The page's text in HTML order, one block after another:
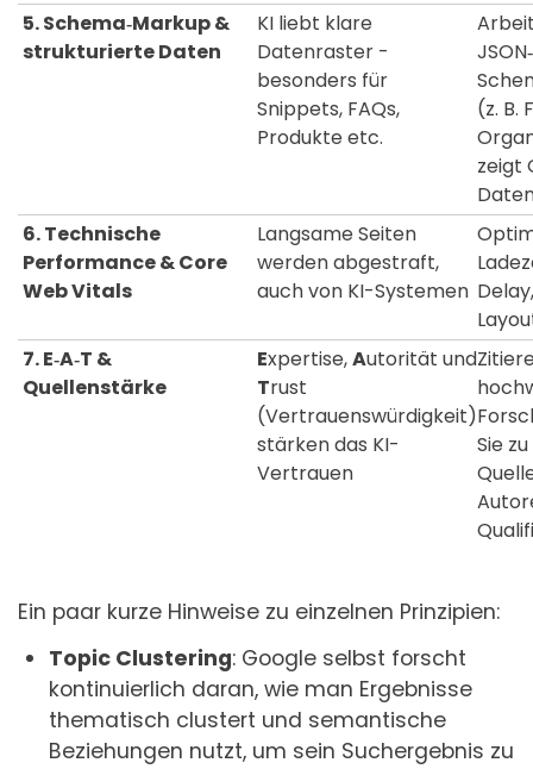
5. Schema‑Markup &
strukturierte Daten
KI liebt klare
Datenraster -
besonders für
Snippets, FAQs,
Produkte etc.
(z. B.
zeigt
6. Technische
Performance & Core
Web Vitals
Langsame Seiten
werden abgestraft,
auch von KI-Systemen
7. E‑A‑T &
Quellenstärke
Expertise,Autorität und
Trust
(Vertrauenswürdigkeit)
stärken das KI-
Vertrauen
Sie
Ein paar kurze Hinweise zu einzelnen Prinzipien:
Topic Clustering: Google selbst forscht
kontinuierlich daran, wie man Ergebnisse
thematisch clustert und semantische
Beziehungen nutzt, um sein Suchergebnis zu